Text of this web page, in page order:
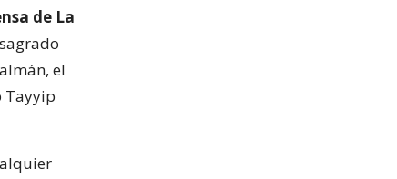
de La
el
Tayyip